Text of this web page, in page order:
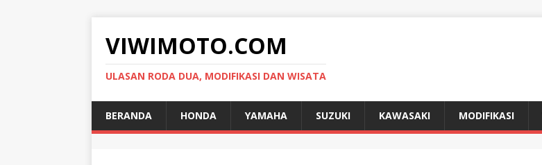
VIWIMOTO.COM
ULASAN RODA DUA, MODIFIKASI DAN WISATA
BERANDA HONDA YAMAHA SUZUKI KAWASAKI MODIFIKASI